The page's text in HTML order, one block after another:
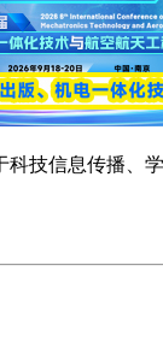
技信息传播、